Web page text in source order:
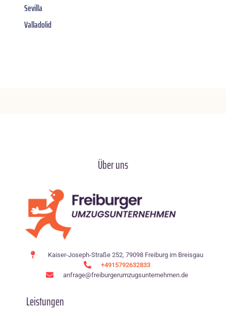
Sevilla
Valladolid
Über uns
Kaiser-Joseph-Straße 252, 79098 Freiburg im Breisgau
+4915792632833
anfrage@freiburgerumzugsunternehmen.de
Leistungen